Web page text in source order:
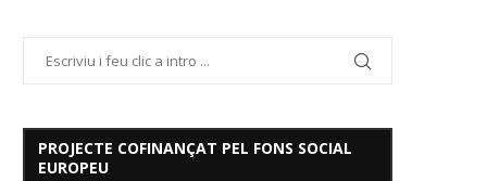
PROJECTE COFINANÇAT PEL FONS SOCIAL
EUROPEU